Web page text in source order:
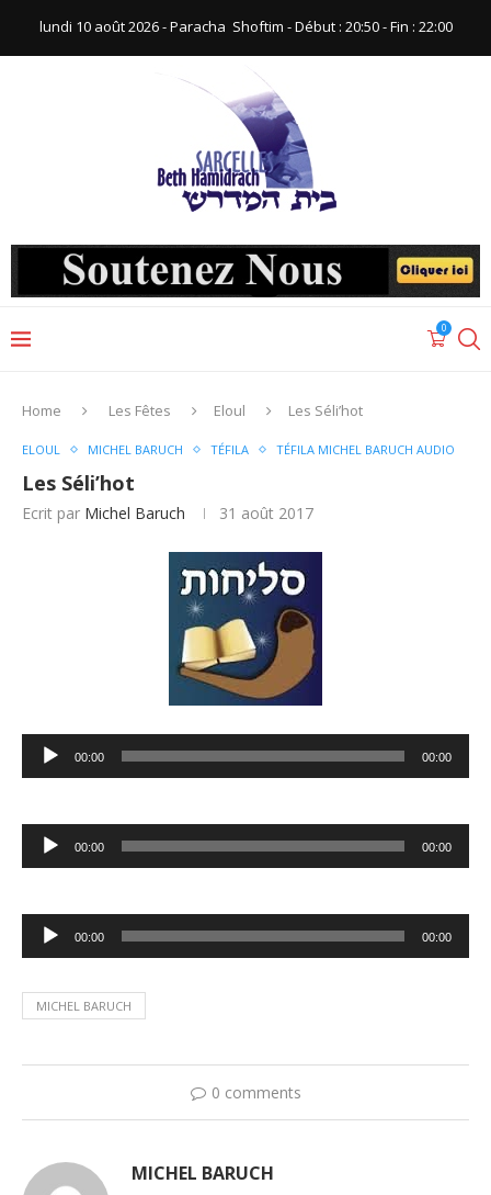
lundi 10 août 2026 - Paracha ‪ Shoftim‬ - Début : 20:50‬ - Fin : ‪22:00‬
0
Home Les Fêtes Eloul Les Séli’hot
ELOUL MICHEL BARUCH TÉFILA TÉFILA MICHEL BARUCH AUDIO
Les Séli’hot
Ecrit par Michel Baruch 31 août 2017
Lecteur
audio
00:00 00:00
Lecteur
audio
00:00 00:00
Lecteur
audio
00:00 00:00
MICHEL BARUCH
0 comments
MICHEL BARUCH